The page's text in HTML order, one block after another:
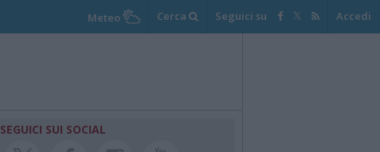
Meteo Cerca Seguici su Accedi
SEGUICI SUI SOCIAL